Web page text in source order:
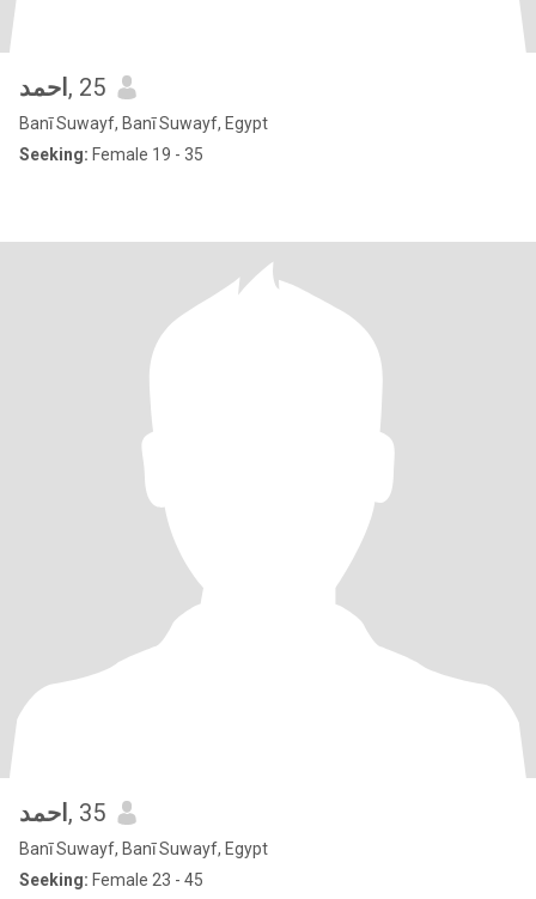
احمد , 25
Banī Suwayf, Banī Suwayf, Egypt
Seeking: Female 19 - 35
احمد , 35
Banī Suwayf, Banī Suwayf, Egypt
Seeking: Female 23 - 45